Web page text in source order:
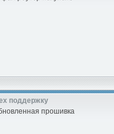
поддержку
прошивка